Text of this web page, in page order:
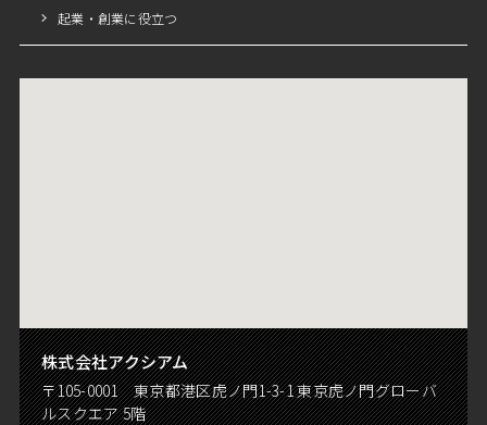
起業・創業に役立つ
株式会社アクシアム
〒105-0001 東京都港区虎ノ門1-3-1 東京虎ノ門グローバ
ルスクエア 5階